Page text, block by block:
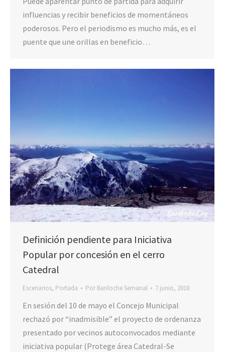
influencias y recibir beneficios de momentáneos
poderosos. Pero el periodismo es mucho más, es el
puente que une orillas en beneficio…
Definición pendiente para Iniciativa
Popular por concesión en el cerro
Catedral
Escenarios, Portada Por Bariloche Semanal 7 junio, 2018
En sesión del 10 de mayo el Concejo Municipal
rechazó por “inadmisible” el proyecto de ordenanza
presentado por vecinos autoconvocados mediante
iniciativa popular (Protege área Catedral-Se